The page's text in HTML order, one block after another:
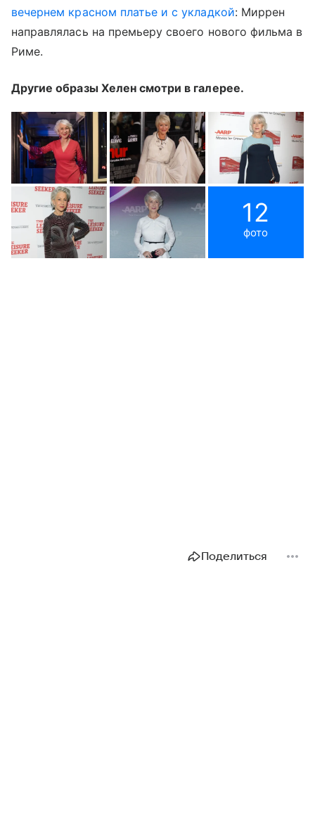
вечернем красном платье и c укладкой: Миррен
направлялась на премьеру своего нового фильма в
Риме.
Другие образы Хелен смотри в галерее.
12
фото
Поделиться